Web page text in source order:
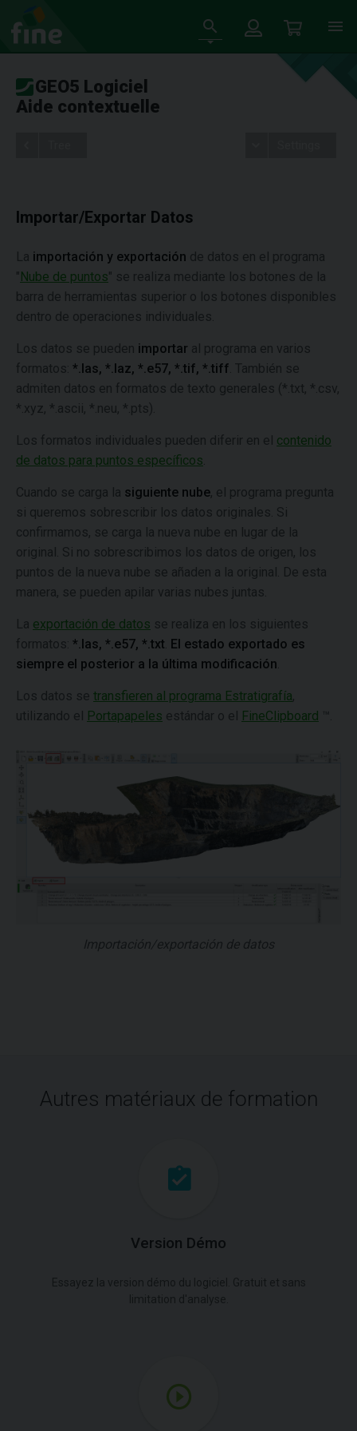
GEO5 Logiciel
Aide contextuelle
Importar/Exportar Datos
La importación y exportación de datos en el programa
"Nube de puntos" se realiza mediante los botones de la
barra de herramientas superior o los botones disponibles
dentro de operaciones individuales.
Los datos se pueden importar al programa en varios
formatos: *.las, *.laz, *.e57, *.tif, *.tiff . También se
admiten datos en formatos de texto generales (*.txt, *.csv,
*.xyz, *.ascii, *.neu, *.pts).
Los formatos individuales pueden diferir en el contenido
de datos para puntos específicos
Cuando se carga la siguiente nube, el programa pregunta
si queremos sobrescribir los datos originales. Si
confirmamos, se carga la nueva nube en lugar de la
original. Si no sobrescribimos los datos de origen, los
puntos de la nueva nube se añaden a la original. De esta
manera, se pueden apilar varias nubes juntas.
La exportación de datos se realiza en los siguientes
formatos: *.las, *.e57, *.txt El estado exportado es
siempre el posterior a la última modificación
Los datos se transfieren al programa Estratigrafía,
utilizando el Portapapeles estándar o el FineClipboard
Importación/exportación de datos
Autres matériaux de formation
Version Démo